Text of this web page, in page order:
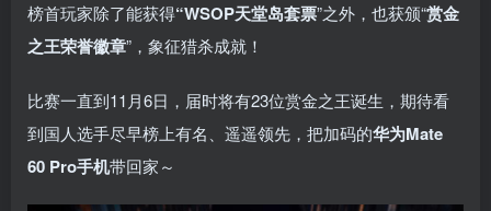
榜首玩家除了能获得“WSOP天堂岛套票”之外，也获颁“赏金
之王荣誉徽章”，象征猎杀成就！
比赛一直到11月6日，届时将有23位赏金之王诞生，期待看
到国人选手尽早榜上有名、遥遥领先，把加码的华为Mate
60 Pro手机带回家～